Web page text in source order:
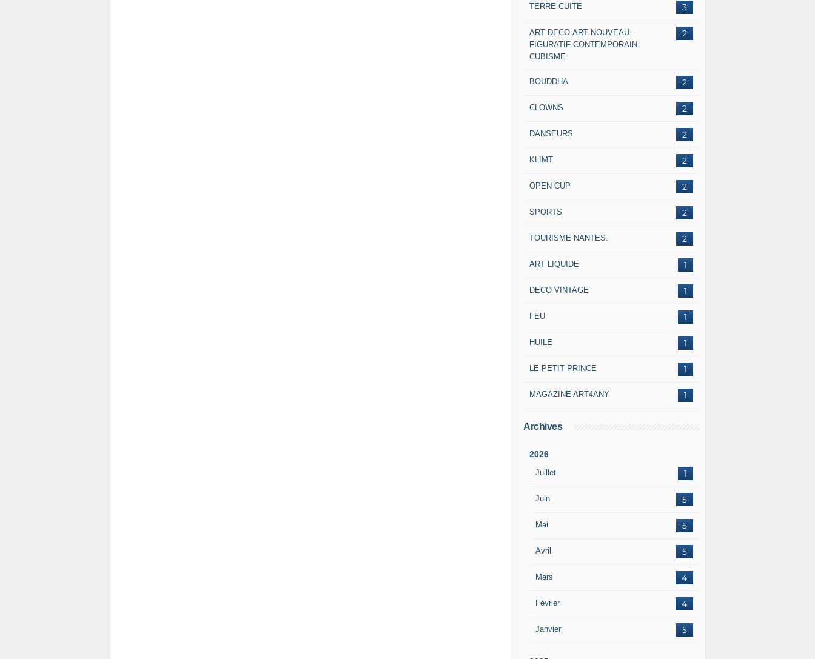
3
TERRE CUITE
2
ART DECO-ART NOUVEAU-
FIGURATIF CONTEMPORAIN-
CUBISME
2
BOUDDHA
2
CLOWNS
2
DANSEURS
2
KLIMT
2
OPEN CUP
2
SPORTS
2
TOURISME NANTES.
1
ART LIQUIDE
1
DECO VINTAGE
1
FEU
1
HUILE
1
LE PETIT PRINCE
1
MAGAZINE ART4ANY
Archives
2026
Juillet 1
Juin 5
Mai 5
Avril 5
Mars 4
Février 4
Janvier 5